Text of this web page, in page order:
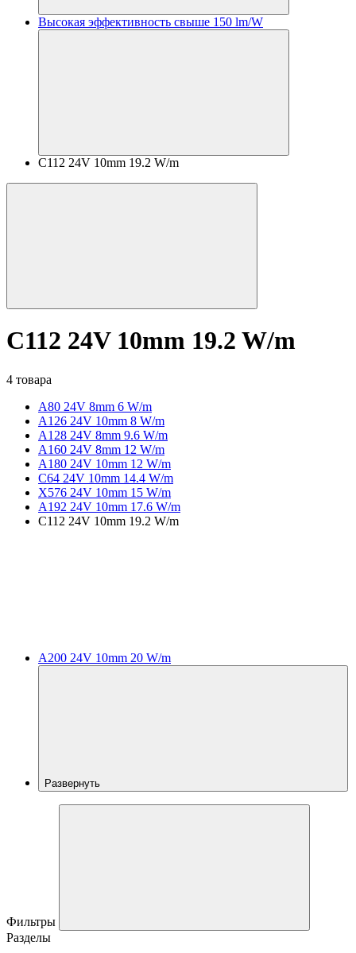
Высокая эффективность свыше 150 lm/W
C112 24V 10mm 19.2 W/m
C112 24V 10mm 19.2 W/m
4 товара
A80 24V 8mm 6 W/m
A126 24V 10mm 8 W/m
A128 24V 8mm 9.6 W/m
A160 24V 8mm 12 W/m
A180 24V 10mm 12 W/m
C64 24V 10mm 14.4 W/m
X576 24V 10mm 15 W/m
A192 24V 10mm 17.6 W/m
C112 24V 10mm 19.2 W/m
A200 24V 10mm 20 W/m
Развернуть
Фильтры
Разделы